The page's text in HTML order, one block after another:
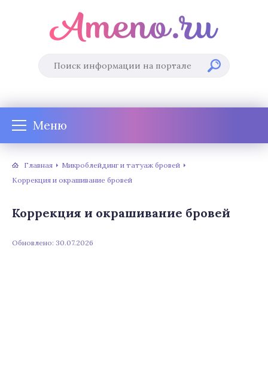
Меню
Главная
Микроблейдинг и татуаж бровей
Коррекция и окрашивание бровей
Коррекция и окрашивание бровей
Обновлено: 30.07.2026